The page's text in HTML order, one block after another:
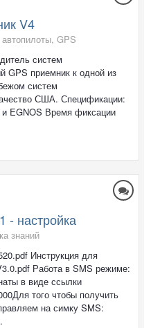
V4
GPS
систем
GPS приемник к одной из
систем
США. Спецификации:
EGNOS Время фиксации
- настройка
знаний
Инструкция для
Работа в SMS режиме:
в виде ссылки
того чтобы получить
на симку SMS: